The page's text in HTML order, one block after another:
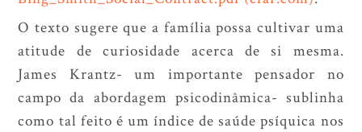
O texto sugere que a família possa cultivar uma
atitude de curiosidade acerca de si mesma.
James Krantz- um importante pensador no
campo da abordagem psicodinâmica- sublinha
como tal feito é um índice de saúde psíquica nos